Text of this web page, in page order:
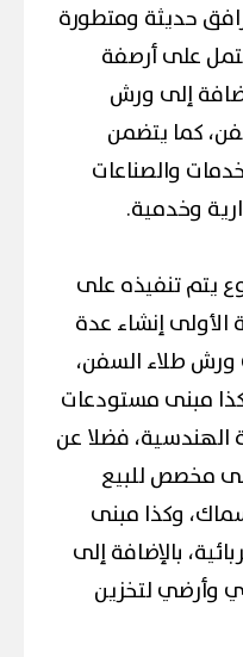
حديثة ومتطورة
على أرصفة
إلى ورش
كما يتضمن
والصناعات
وخدمية.
يتم تنفيذه على
الأولى إنشاء عدة
طلاء السفن،
مبنى مستودعات
الهندسية، فضلا عن
مخصص للبيع
وكذا مبنى
بالإضافة إلى
وأرضي لتخزين